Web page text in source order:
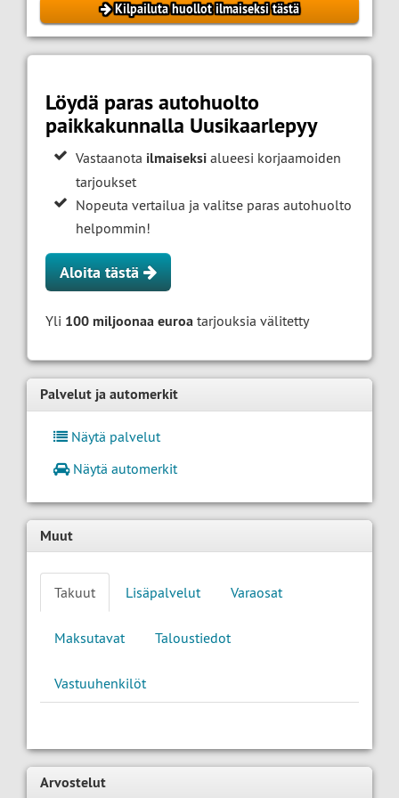
Kilpailuta huollot ilmaiseksi tästä
Löydä paras autohuolto
paikkakunnalla Uusikaarlepyy
Vastaanota ilmaiseksi alueesi korjaamoiden
tarjoukset
Nopeuta vertailua ja valitse paras autohuolto
helpommin!
Aloita tästä
Yli 100 miljoonaa euroa tarjouksia välitetty
Palvelut ja automerkit
Näytä palvelut
Näytä automerkit
Muut
Takuut Lisäpalvelut Varaosat
Maksutavat Taloustiedot
Vastuuhenkilöt
Arvostelut